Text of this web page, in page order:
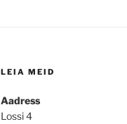
LEIA MEID
Aadress
Lossi 4